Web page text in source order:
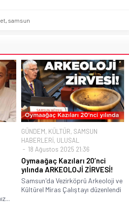
, samsun
GÜNDEM, KÜLTÜR, SAMSUN
HABERLERİ, ULUSAL
18 Ağustos 2025 21:36
Oymaağaç Kazıları 20’nci
yılında ARKEOLOJİ ZİRVESİ!
Samsun'da Vezirköprü Arkeoloji ve
Kültürel Miras Çalıştayı düzenlendi